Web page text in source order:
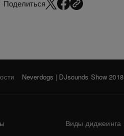
Поделиться
Neverdogs | DJsounds Show 2018
Виды диджеинга